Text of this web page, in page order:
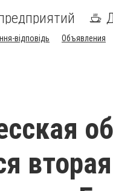
відповідь Объявления